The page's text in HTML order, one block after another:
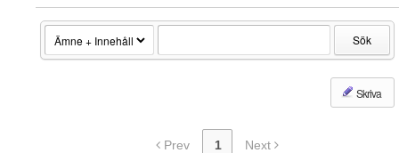
Sök
Skriva
Prev 1 Next